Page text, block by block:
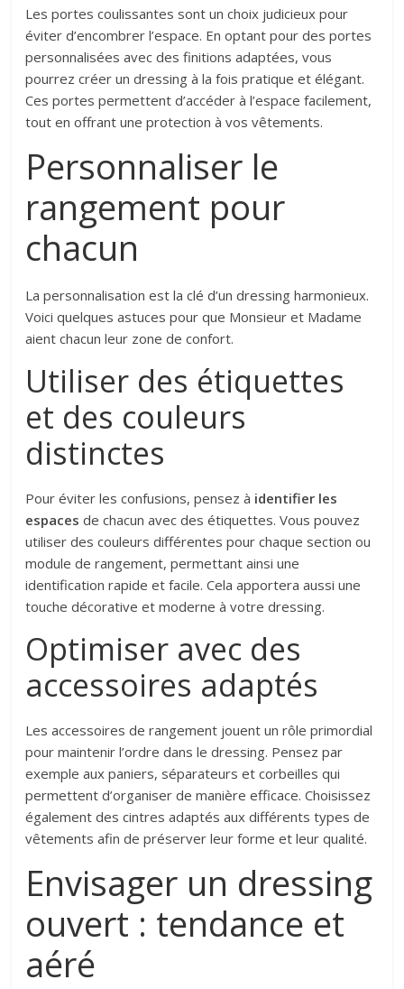
Les portes coulissantes sont un choix judicieux pour
éviter d’encombrer l’espace. En optant pour des portes
personnalisées avec des finitions adaptées, vous
pourrez créer un dressing à la fois pratique et élégant.
Ces portes permettent d’accéder à l’espace facilement,
tout en offrant une protection à vos vêtements.
Personnaliser le
rangement pour
chacun
La personnalisation est la clé d’un dressing harmonieux.
Voici quelques astuces pour que Monsieur et Madame
aient chacun leur zone de confort.
Utiliser des étiquettes
et des couleurs
distinctes
Pour éviter les confusions, pensez à identifier les
espaces de chacun avec des étiquettes. Vous pouvez
utiliser des couleurs différentes pour chaque section ou
module de rangement, permettant ainsi une
identification rapide et facile. Cela apportera aussi une
touche décorative et moderne à votre dressing.
Optimiser avec des
accessoires adaptés
Les accessoires de rangement jouent un rôle primordial
pour maintenir l’ordre dans le dressing. Pensez par
exemple aux paniers, séparateurs et corbeilles qui
permettent d’organiser de manière efficace. Choisissez
également des cintres adaptés aux différents types de
vêtements afin de préserver leur forme et leur qualité.
Envisager un dressing
ouvert : tendance et
aéré